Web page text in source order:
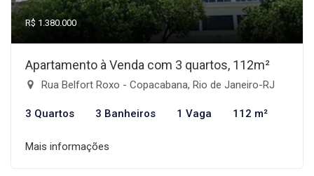
R$ 1.380.000
Apartamento à Venda com 3 quartos, 112m²
Rua Belfort Roxo - Copacabana, Rio de Janeiro-RJ
3 Quartos 3 Banheiros 1 Vaga 112 m²
Mais informações